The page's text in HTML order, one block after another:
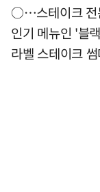
○…스테이크 전
인기 메뉴인 '블
라벨 스테이크